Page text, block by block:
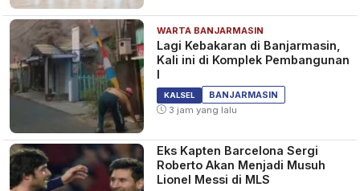
WARTA BANJARMASIN
Lagi Kebakaran di Banjarmasin,
Kali ini di Komplek Pembangunan
I
KALSEL
BANJARMASIN
3 jam yang lalu
Eks Kapten Barcelona Sergi
Roberto Akan Menjadi Musuh
Lionel Messi di MLS